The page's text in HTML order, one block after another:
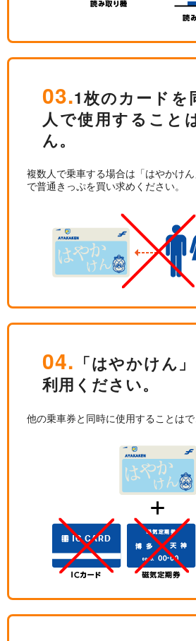
03.1枚のカードを
人で使用すること
ん。
複数人で乗車する場合は「はやかけ
で普通きっぷを買い求めください。
04. 「はやかけん
利用ください。
他の乗車券と同時に使用することはで